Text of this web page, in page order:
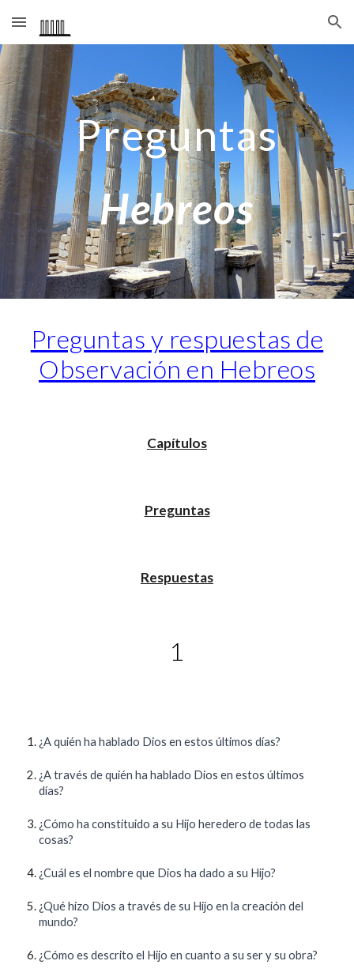
Skip to main content Skip to navigation
Preguntas
Hebreos
Preguntas y respuestas de
Observación en Hebreos
Capítulos
Preguntas
Respuestas
1
¿A quién ha hablado Dios en estos últimos días?
¿A través de quién ha hablado Dios en estos últimos
días?
¿Cómo ha constituido a su Hijo heredero de todas las
cosas?
¿Cuál es el nombre que Dios ha dado a su Hijo?
¿Qué hizo Dios a través de su Hijo en la creación del
mundo?
¿Cómo es descrito el Hijo en cuanto a su ser y su obra?